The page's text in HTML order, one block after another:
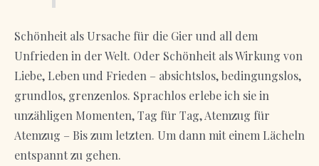
Schönheit als Ursache für die Gier und all dem
Unfrieden in der Welt. Oder Schönheit als Wirkung von
Liebe, Leben und Frieden – absichtslos, bedingungslos,
grundlos, grenzenlos. Sprachlos erlebe ich sie in
unzähligen Momenten, Tag für Tag, Atemzug für
Atemzug – Bis zum letzten. Um dann mit einem Lächeln
entspannt zu gehen.